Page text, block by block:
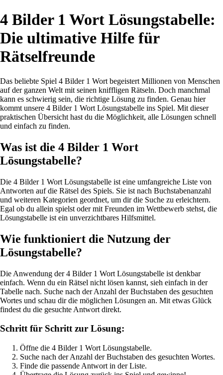
4 Bilder 1 Wort Lösungstabelle:
Die ultimative Hilfe für
Rätselfreunde
Das beliebte Spiel 4 Bilder 1 Wort begeistert Millionen von Menschen
auf der ganzen Welt mit seinen kniffligen Rätseln. Doch manchmal
kann es schwierig sein, die richtige Lösung zu finden. Genau hier
kommt unsere 4 Bilder 1 Wort Lösungstabelle ins Spiel. Mit dieser
praktischen Übersicht hast du die Möglichkeit, alle Lösungen schnell
und einfach zu finden.
Was ist die 4 Bilder 1 Wort
Lösungstabelle?
Die 4 Bilder 1 Wort Lösungstabelle ist eine umfangreiche Liste von
Antworten auf die Rätsel des Spiels. Sie ist nach Buchstabenanzahl
und weiteren Kategorien geordnet, um dir die Suche zu erleichtern.
Egal ob du allein spielst oder mit Freunden im Wettbewerb stehst, die
Lösungstabelle ist ein unverzichtbares Hilfsmittel.
Wie funktioniert die Nutzung der
Lösungstabelle?
Die Anwendung der 4 Bilder 1 Wort Lösungstabelle ist denkbar
einfach. Wenn du ein Rätsel nicht lösen kannst, sieh einfach in der
Tabelle nach. Suche nach der Anzahl der Buchstaben des gesuchten
Wortes und schau dir die möglichen Lösungen an. Mit etwas Glück
findest du die gesuchte Antwort direkt.
Schritt für Schritt zur Lösung:
Öffne die 4 Bilder 1 Wort Lösungstabelle.
Suche nach der Anzahl der Buchstaben des gesuchten Wortes.
Finde die passende Antwort in der Liste.